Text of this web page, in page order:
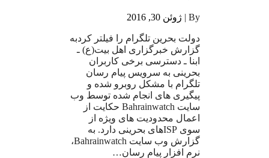
By | ژوئن 30, 2016
دولت بحرین تلگرام را فیلتر کردبه
گزارش خبرگزاری اهل بیت(ع) ـ
ابنا ـ دسترسی برخی کاربران
بحرینی به سرویس پیام رسان
تلگرام با مشکل روبرو شده و
پیگیری های انجام شده توسط وب
سایت Bahrainwatch حکایت از
اعمال محدودیت های ویژه از
سوی ISPهای بحرینی دارد. به
گزارش وب سایت Bahrainwatch،
نرم افزار پیام رسان…